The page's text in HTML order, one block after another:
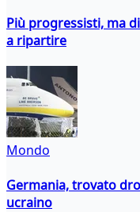
Più progressisti, ma
a ripartire
Mondo
Germania, trovato
ucraino